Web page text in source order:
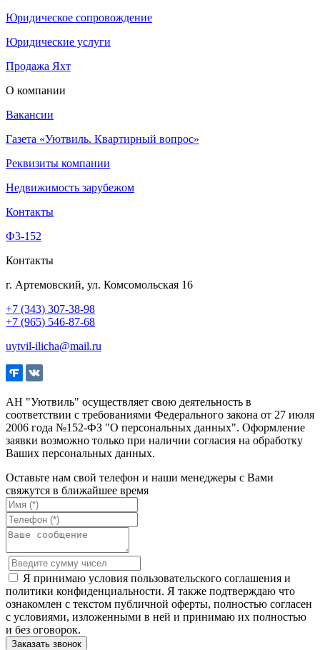
Юридическое сопровождение
Юридические услуги
Продажа Яхт
О компании
Вакансии
Газета «Уютвиль. Квартирный вопрос»
Реквизиты компании
Недвижимость зарубежом
Контакты
Ф3-152
Контакты
г. Артемовский, ул. Комсомольская 16
+7 (343) 307-38-98
+7 (965) 546-87-68
uytvil-ilicha@mail.ru
АН "Уютвиль" осуществляет свою деятельность в
соответствии с требованиями Федерального закона от 27 июля
2006 года №152-ФЗ "О персональных данных". Оформление
заявки возможно только при наличии согласия на обработку
Ваших персональных данных.
Оставьте нам свой телефон и наши менеджеры с Вами
свяжутся в ближайшее время
Я принимаю условия пользовательского соглашения и
политики конфиденциальности. Я также подтверждаю что
ознакомлен с текстом публичной оферты, полностью согласен
с условиями, изложенными в ней и принимаю их полностью
и без оговорок.